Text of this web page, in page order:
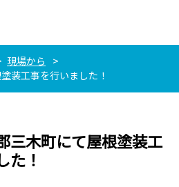
現場から
装工事を行いました！
三木町にて屋根塗装工
た！